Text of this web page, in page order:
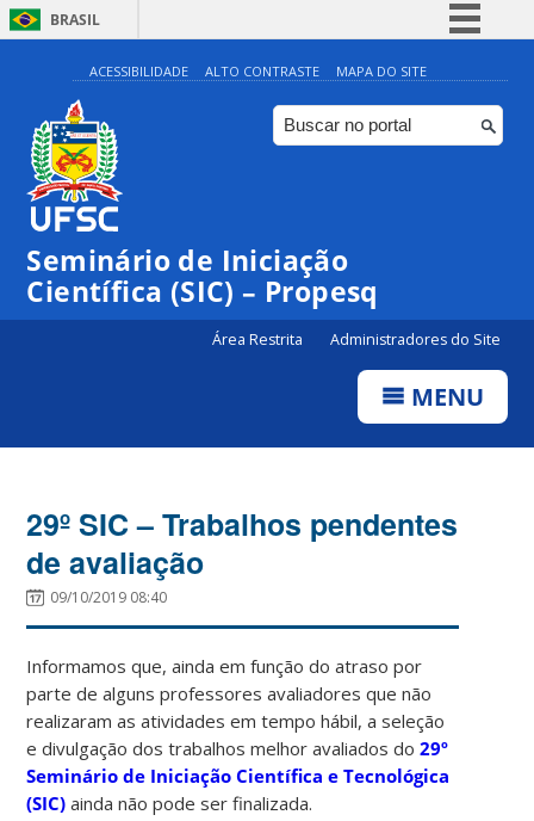
BRASIL
Simplifique!
Comunica BR
Participe
ACESSIBILIDADE ALTO CONTRASTE MAPA DO SITE
Seminário de Iniciação
Científica (SIC) – Propesq
Área Restrita Administradores do Site
MENU
29º SIC – Trabalhos pendentes
de avaliação
09/10/2019 08:40
Informamos que, ainda em função do atraso por
parte de alguns professores avaliadores que não
realizaram as atividades em tempo hábil, a seleção
e divulgação dos trabalhos melhor avaliados do29º
Seminário de Iniciação Científica e Tecnológica
(SIC) ainda não pode ser finalizada.